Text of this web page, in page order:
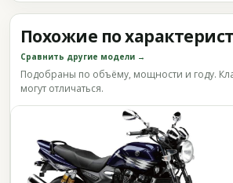
Похожие по
Сравнить другие модели →
Подобраны по объёму, мощности и году.
могут отличаться.